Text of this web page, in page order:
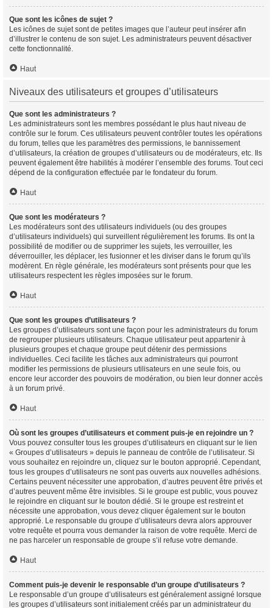
Que sont les icônes de sujet ?
Les icônes de sujet sont de petites images que l’auteur peut insérer afin
d’illustrer le contenu de son sujet. Les administrateurs peuvent désactiver
cette fonctionnalité.
Haut
Niveaux des utilisateurs et groupes d’utilisateurs
Que sont les administrateurs ?
Les administrateurs sont les membres possédant le plus haut niveau de
contrôle sur le forum. Ces utilisateurs peuvent contrôler toutes les opérations
du forum, telles que les paramètres des permissions, le bannissement
d’utilisateurs, la création de groupes d’utilisateurs ou de modérateurs, etc. Ils
peuvent également être habilités à modérer l’ensemble des forums. Tout ceci
dépend de la configuration effectuée par le fondateur du forum.
Haut
Que sont les modérateurs ?
Les modérateurs sont des utilisateurs individuels (ou des groupes
d’utilisateurs individuels) qui surveillent régulièrement les forums. Ils ont la
possibilité de modifier ou de supprimer les sujets, les verrouiller, les
déverrouiller, les déplacer, les fusionner et les diviser dans le forum qu’ils
modèrent. En règle générale, les modérateurs sont présents pour que les
utilisateurs respectent les règles imposées sur le forum.
Haut
Que sont les groupes d’utilisateurs ?
Les groupes d’utilisateurs sont une façon pour les administrateurs du forum
de regrouper plusieurs utilisateurs. Chaque utilisateur peut appartenir à
plusieurs groupes et chaque groupe peut détenir des permissions
individuelles. Ceci facilite les tâches aux administrateurs qui pourront
modifier les permissions de plusieurs utilisateurs en une seule fois, ou
encore leur accorder des pouvoirs de modération, ou bien leur donner accès
à un forum privé.
Haut
Où sont les groupes d’utilisateurs et comment puis-je en rejoindre un ?
Vous pouvez consulter tous les groupes d’utilisateurs en cliquant sur le lien
« Groupes d’utilisateurs » depuis le panneau de contrôle de l’utilisateur. Si
vous souhaitez en rejoindre un, cliquez sur le bouton approprié. Cependant,
tous les groupes d’utilisateurs ne sont pas ouverts aux nouvelles adhésions.
Certains peuvent nécessiter une approbation, d’autres peuvent être privés et
d’autres peuvent même être invisibles. Si le groupe est public, vous pouvez
le rejoindre en cliquant sur le bouton dédié. Si le groupe est restreint et
nécessite une approbation, vous devez cliquer également sur le bouton
approprié. Le responsable du groupe d’utilisateurs devra alors approuver
votre requête et pourra vous demander la raison de votre requête. Merci de
ne pas harceler un responsable de groupe s’il refuse votre demande.
Haut
Comment puis-je devenir le responsable d’un groupe d’utilisateurs ?
Le responsable d’un groupe d’utilisateurs est généralement assigné lorsque
les groupes d’utilisateurs sont initialement créés par un administrateur du